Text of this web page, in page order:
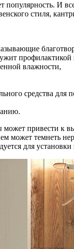
популярность. И
стиля,
профилактикой
влажности,
средства для
может привести к
может темнеть
для установки